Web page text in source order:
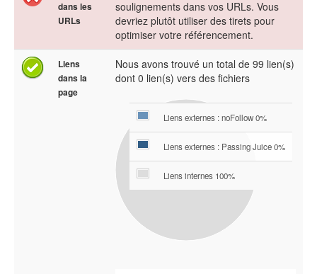
dans les
URLs
soulignements dans vos URLs. Vous
devriez plutôt utiliser des tirets pour
optimiser votre référencement.
Liens
dans la
page
Nous avons trouvé un total de 99 lien(s)
dont 0 lien(s) vers des fichiers
Liens externes : noFollow 0%
Liens externes : Passing Juice 0%
Liens internes 100%